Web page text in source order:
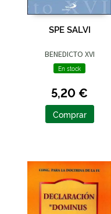
SPE SALVI
BENEDICTO XVI
En stock
5,20 €
Comprar